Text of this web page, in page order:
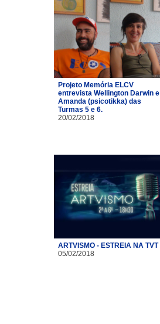
Projeto Memória ELCV
entrevista Wellington Darwin e
Amanda (psicotikka) das
Turmas 5 e 6.
20/02/2018
ARTVISMO - ESTREIA NA TVT
05/02/2018